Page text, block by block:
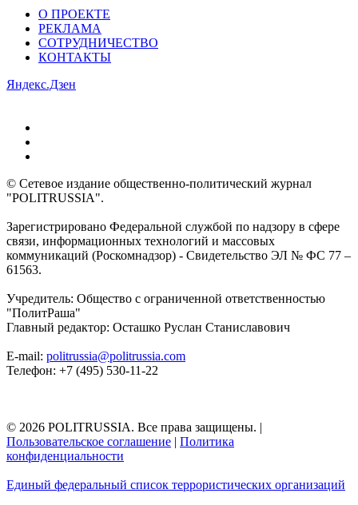
О ПРОЕКТЕ
РЕКЛАМА
СОТРУДНИЧЕСТВО
КОНТАКТЫ
Яндекс.Дзен
© Сетевое издание общественно-политический журнал
"POLITRUSSIA".
Зарегистрировано Федеральной службой по надзору в сфере
связи, информационных технологий и массовых
коммуникаций (Роскомнадзор) - Свидетельство ЭЛ № ФС 77 –
61563.
Учредитель: Общество с ограниченной ответственностью
"ПолитРаша"
Главный редактор: Осташко Руслан Станиславович
E-mail: politrussia@politrussia.com
Телефон: +7 (495) 530-11-22
© 2026 POLITRUSSIA. Все права защищены. |
Пользовательское соглашение | Политика
конфиденциальности
Единый федеральный список террористических организаций